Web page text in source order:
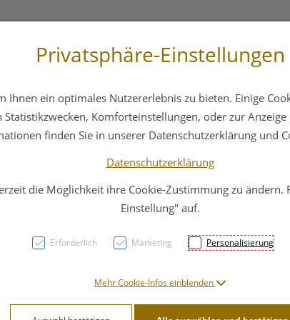
Hautpflege Familie Nahrungsergänzung
21,61
Privatsphäre-Einstellungen
Ihnen ein optimales Nutzererlebnis zu bieten. Einige
Komforteinstellungen, oder zur
finden Sie in unserer Datenschutzerklärung und
Datenschutzerklärung
die Möglichkeit ihre Cookie-Zustimmung zu ändern.
Einstellung" auf.
Erforderlich Marketing Personalisierung
Mehr Cookie-Infos einblenden